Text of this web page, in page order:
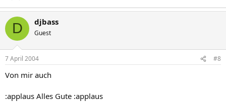
D djbass
Guest
7 April 2004 #8
Von mir auch
:applaus Alles Gute :applaus